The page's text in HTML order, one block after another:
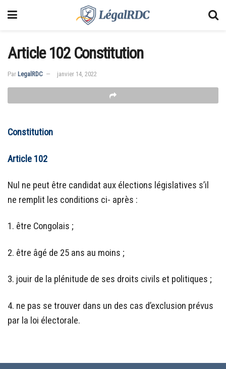
Article 102 Constitution
Par LegalRDC janvier 14, 2022
Constitution
Article 102
Nul ne peut être candidat aux élections législatives s’il
ne remplit les conditions ci- après :
1. être Congolais ;
2. être âgé de 25 ans au moins ;
3. jouir de la plénitude de ses droits civils et politiques ;
4. ne pas se trouver dans un des cas d’exclusion prévus
par la loi électorale.